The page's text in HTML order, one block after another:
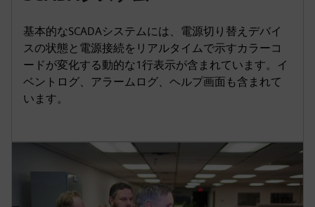
基本的なSCADAシステムには、電源切り替えデバイ
スの状態と電源接続をリアルタイムで示すカラーコ
ードが変化する動的な1行表示が含まれています。イ
ベントログ、アラームログ、ヘルプ画面も含まれて
います。